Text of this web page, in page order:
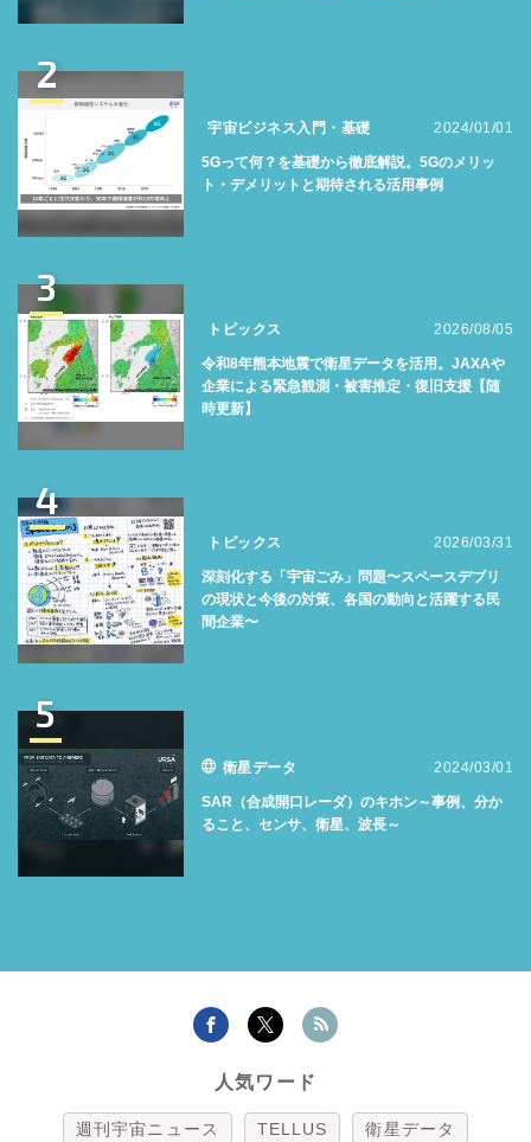
2
宇宙ビジネス入門・基礎 2024/01/01
5Gって何？を基礎から徹底解説。5Gのメリッ
ト・デメリットと期待される活用事例
3
トピックス 2026/08/05
令和8年熊本地震で衛星データを活用。JAXAや
企業による緊急観測・被害推定・復旧支援【随
時更新】
4
トピックス 2026/03/31
深刻化する「宇宙ごみ」問題〜スペースデブリ
の現状と今後の対策、各国の動向と活躍する民
間企業〜
5
衛星データ 2024/03/01
SAR（合成開口レーダ）のキホン～事例、分か
ること、センサ、衛星、波長～
人気ワード
週刊宇宙ニュース TELLUS 衛星データ